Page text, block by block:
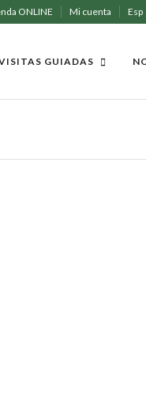
ONLINE Mi cuenta Esp
GUIADAS